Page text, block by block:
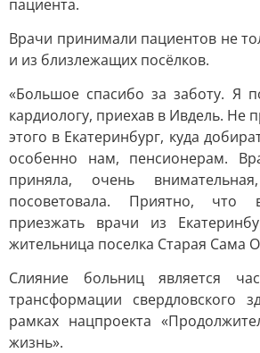
пациента.
Врачи принимали пациентов не
и из близлежащих посёлков.
«Большое спасибо за заботу. Я
кардиологу, приехав в Ивдель. Не
этого в Екатеринбург, куда
особенно нам, пенсионерам.
приняла, очень
посоветовала. Приятно, что
приезжать врачи из
жительница поселка Старая Сама
Слияние больниц является
трансформации свердловского
рамках нацпроекта
жизнь».